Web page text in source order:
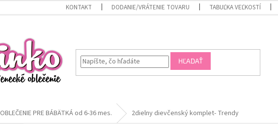
KONTAKT DODANIE/VRÁTENIE TOVARU TABUĽKA VEĽKOSTÍ
HĽADAŤ
OBLEČENIE PRE BÁBÄTKÁ od 6-36 mes. 2dielny dievčenský komplet- Trendy